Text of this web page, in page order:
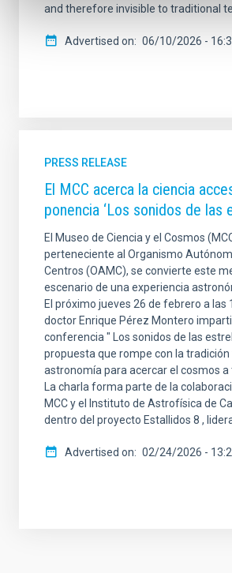
and therefore invisible to traditional
Advertised on 06/10/2026 -
PRESS RELEASE
El MCC acerca la ciencia
ponencia ‘Los sonidos de las
El Museo de Ciencia y el Cosmos
perteneciente al Organismo
Centros (OAMC), se convierte este
escenario de una experiencia
El próximo jueves 26 de febrero a las
doctor Enrique Pérez Montero
conferencia " Los sonidos de las
propuesta que rompe con la tradición
astronomía para acercar el cosmos a
La charla forma parte de la
MCC y el Instituto de Astrofísica de
dentro del proyecto Estallidos 8 ,
Advertised on 02/24/2026 -